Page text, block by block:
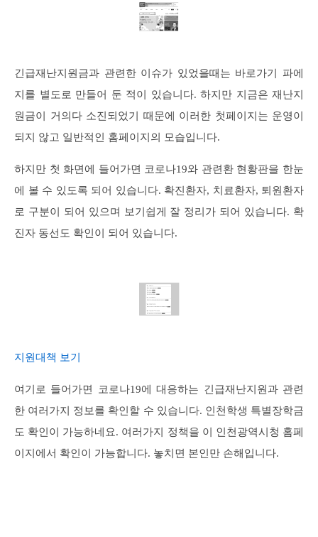
긴급재난지원금과 관련한 이슈가 있었을때는 바로가기 파에
지를 별도로 만들어 둔 적이 있습니다. 하지만 지금은 재난지
원금이 거의다 소진되었기 때문에 이러한 첫페이지는 운영이
되지 않고 일반적인 홈페이지의 모습입니다.
하지만 첫 화면에 들어가면 코로나19와 관련환 현황판을 한눈
에 볼 수 있도록 되어 있습니다. 확진환자, 치료환자, 퇴원환자
로 구분이 되어 있으며 보기쉽게 잘 정리가 되어 있습니다. 확
진자 동선도 확인이 되어 있습니다.
지원대책 보기
여기로 들어가면 코로나19에 대응하는 긴급재난지원과 관련
한 여러가지 정보를 확인할 수 있습니다. 인천학생 특별장학금
도 확인이 가능하네요. 여러가지 정책을 이 인천광역시청 홈페
이지에서 확인이 가능합니다. 놓치면 본인만 손해입니다.